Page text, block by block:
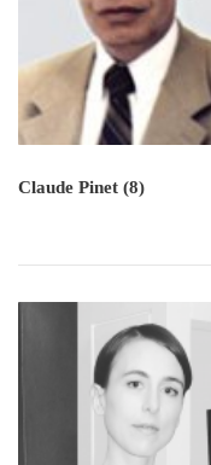
Claude Pinet (8)